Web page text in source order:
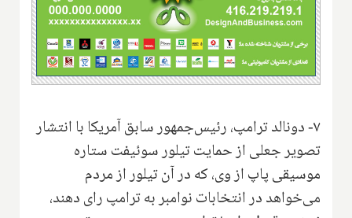
۷- دونالد ترامپ، رئیس‌جمهور سابق آمریکا با انتشار
تصویر جعلی از حمایت تیلور سوئیفت ستاره
موسیقی پاپ از وی، که در آن تیلور از مردم
می‌خواهد در انتخابات نوامبر به ترامپ رای دهند،